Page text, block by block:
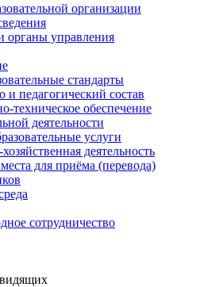
организации
органы управления
стандарты
и педагогический состав
техническое обеспечение
деятельности
услуги
деятельность
для приёма (перевода)
сотрудничество